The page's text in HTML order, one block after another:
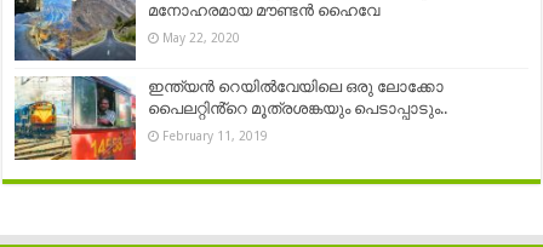
മനോഹരമായ മൗണ്ടൻ ഹൈവേ
May 22, 2020
ഇന്ത്യൻ റെയിൽവേയിലെ ഒരു ലോക്കോ
പൈലറ്റിൻ്റെ മൂത്രശങ്കയും പെടാപ്പാടും..
February 11, 2019